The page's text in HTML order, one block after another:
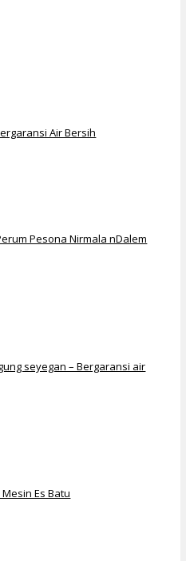
Air Bersih
Pesona Nirmala nDalem
seyegan – Bergaransi air
Es Batu